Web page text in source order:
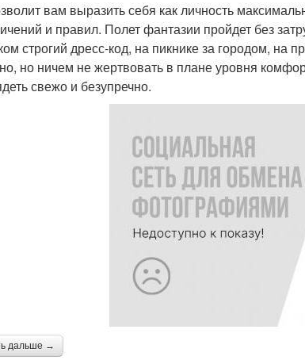
вам выразить себя как личность
и правил. Полет фантазии пройдет без
строгий дресс-код, на пикнике за городом, на
но ничем не жертвовать в плане уровня
свежо и безупречно.
дальше →